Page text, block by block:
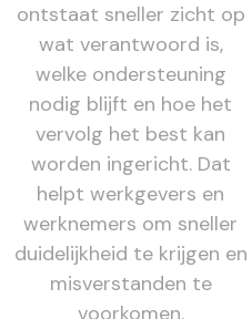
ontstaat sneller zicht op
wat verantwoord is,
welke ondersteuning
nodig blijft en hoe het
vervolg het best kan
worden ingericht. Dat
helpt werkgevers en
werknemers om sneller
duidelijkheid te krijgen en
misverstanden te
voorkomen.